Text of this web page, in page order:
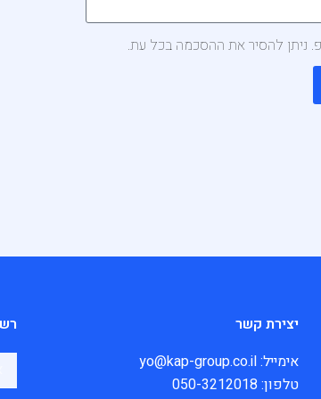
ניתן להסיר את ההסכמה בכל עת.
יצירת קשר
אימייל: yo@kap-group.co.il
טלפון: 050-3212018